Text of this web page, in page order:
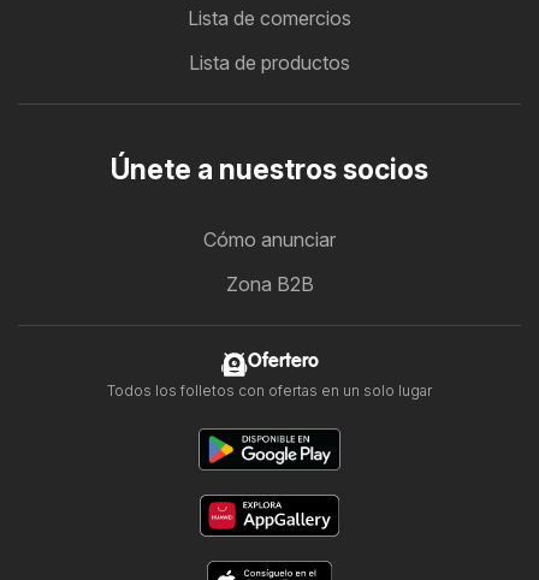
Lista de comercios
Lista de productos
Únete a nuestros socios
Cómo anunciar
Zona B2B
Ofertero
Todos los folletos con ofertas en un solo lugar